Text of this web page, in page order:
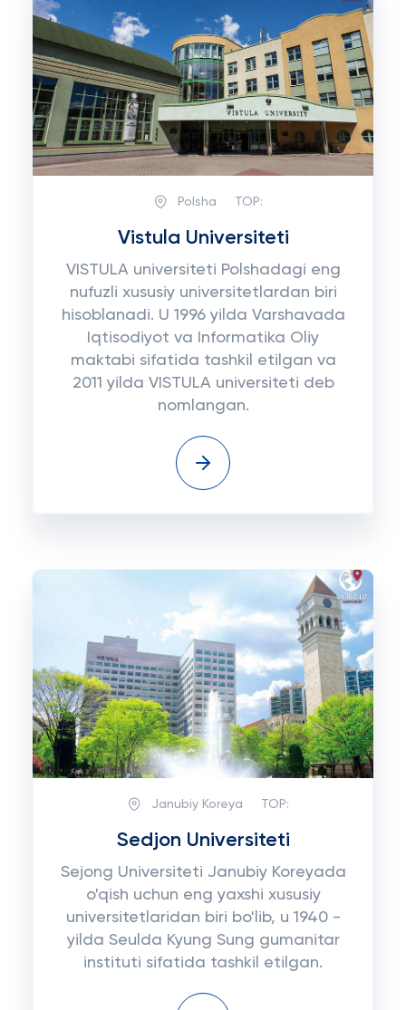
Polsha TOP:
Vistula Universiteti
VISTULA universiteti Polshadagi eng
nufuzli xususiy universitetlardan biri
hisoblanadi. U 1996 yilda Varshavada
Iqtisodiyot va Informatika Oliy
maktabi sifatida tashkil etilgan va
2011 yilda VISTULA universiteti deb
nomlangan.
Janubiy Koreya TOP:
Sedjon Universiteti
Sejong Universiteti Janubiy Koreyada
o'qish uchun eng yaxshi xususiy
universitetlaridan biri bo'lib, u 1940 -
yilda Seulda Kyung Sung gumanitar
instituti sifatida tashkil etilgan.